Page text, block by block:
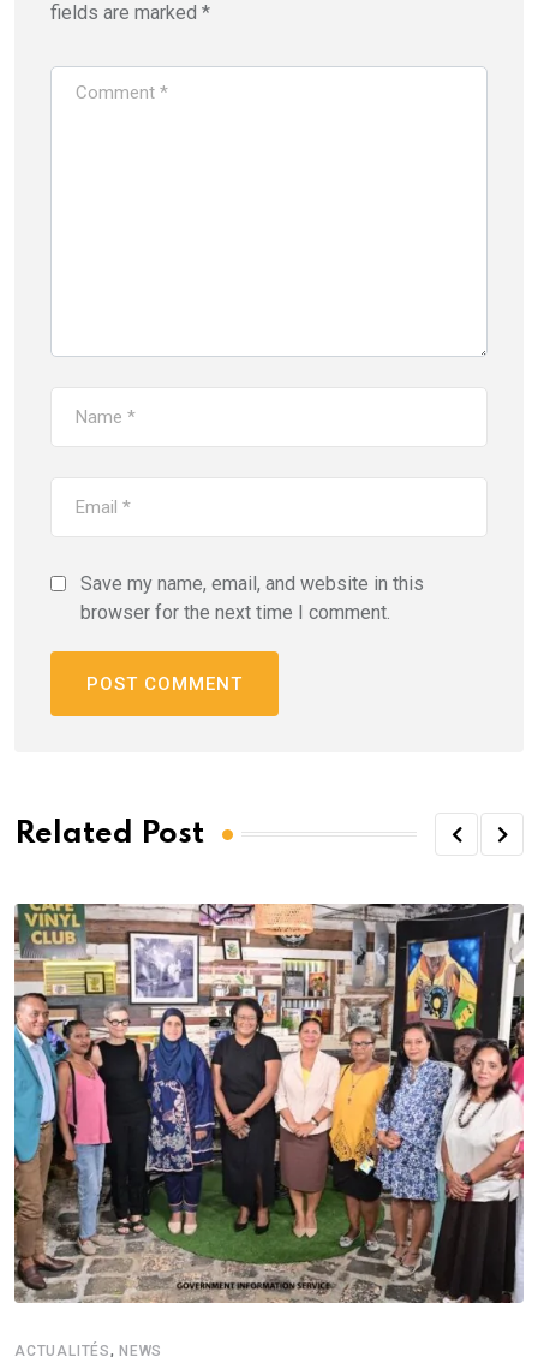
fields are marked *
Save my name, email, and website in this
browser for the next time I comment.
Related Post
ACTUALITÉS, NEWS